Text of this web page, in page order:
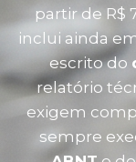
partir de R$
inclui ainda
escrito do
relatório
exigem
sempre